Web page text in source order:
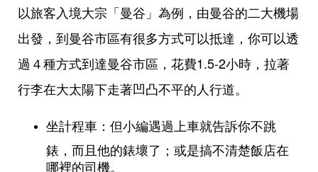
以旅客入境大宗「曼谷」為例，由曼谷的二大機場
出發，到曼谷市區有很多方式可以抵達，你可以透
過４種方式到達曼谷市區，花費1.5-2小時，拉著
行李在大太陽下走著凹凸不平的人行道。
坐計程車：但小編遇過上車就告訴你不跳
錶，而且他的錶壞了；或是搞不清楚飯店在
哪裡的司機。